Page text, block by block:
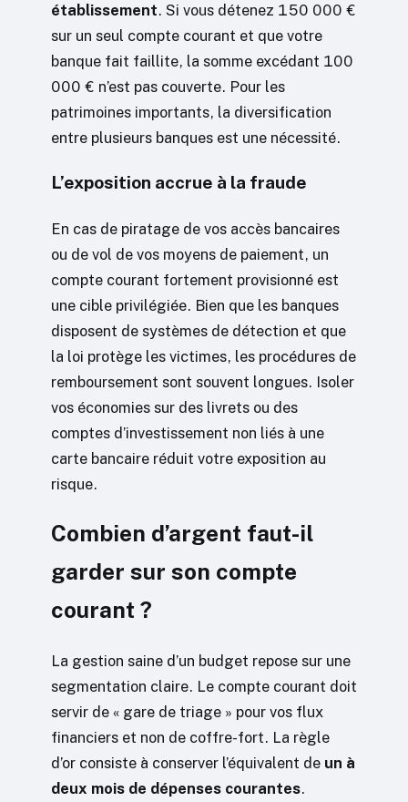
établissement. Si vous détenez 150 000 €
sur un seul compte courant et que votre
banque fait faillite, la somme excédant 100
000 € n’est pas couverte. Pour les
patrimoines importants, la diversification
entre plusieurs banques est une nécessité.
L’exposition accrue à la fraude
En cas de piratage de vos accès bancaires
ou de vol de vos moyens de paiement, un
compte courant fortement provisionné est
une cible privilégiée. Bien que les banques
disposent de systèmes de détection et que
la loi protège les victimes, les procédures de
remboursement sont souvent longues. Isoler
vos économies sur des livrets ou des
comptes d’investissement non liés à une
carte bancaire réduit votre exposition au
risque.
Combien d’argent faut-il
garder sur son compte
courant ?
La gestion saine d’un budget repose sur une
segmentation claire. Le compte courant doit
servir de « gare de triage » pour vos flux
financiers et non de coffre-fort. La règle
d’or consiste à conserver l’équivalent de un à
deux mois de dépenses courantes.